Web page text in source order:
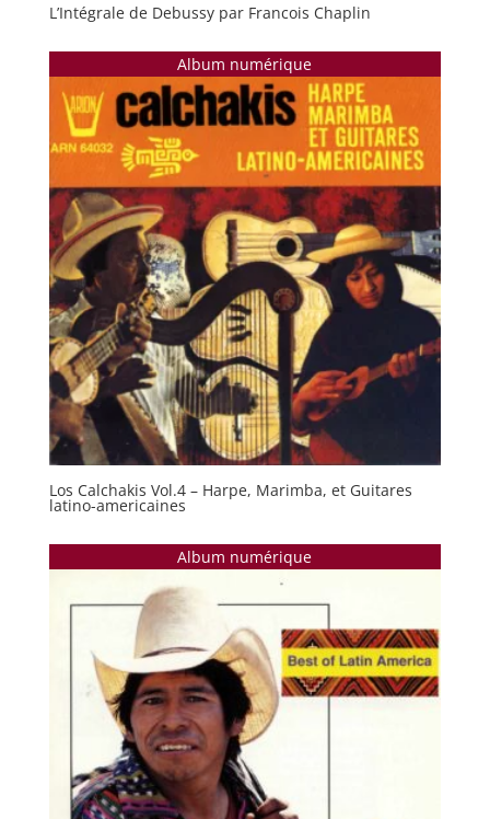
L’Intégrale de Debussy par Francois Chaplin
Album numérique
Los Calchakis Vol.4 – Harpe, Marimba, et Guitares
latino-americaines
Album numérique